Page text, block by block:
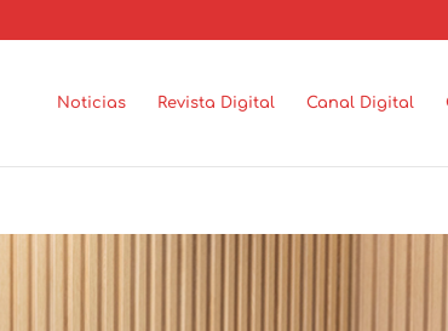
Noticias Revista Digital Canal Digital